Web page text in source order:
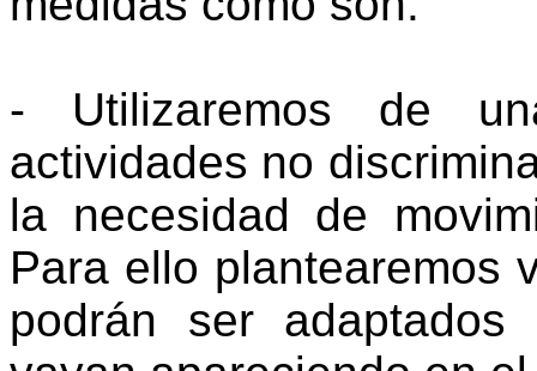
- Utilizaremos de
actividades no
la necesidad de
Para ello plantearemos
podrán ser